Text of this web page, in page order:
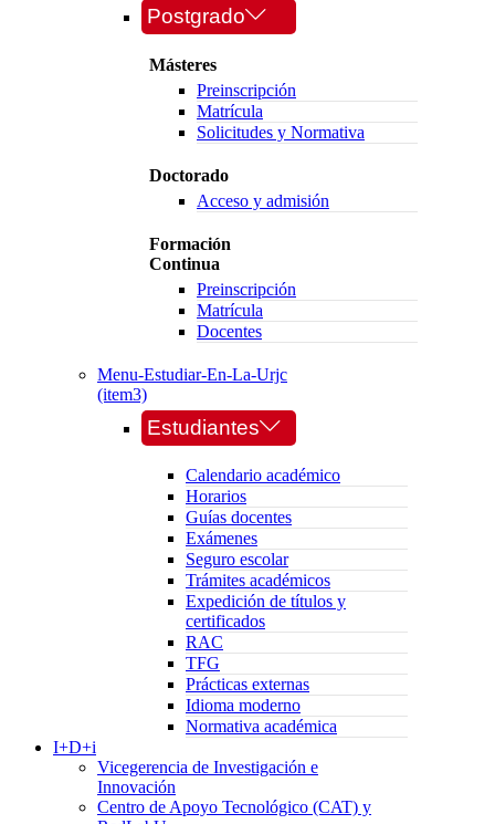
Postgrado
Másteres
Preinscripción
Matrícula
Solicitudes y Normativa
Doctorado
Acceso y admisión
Formación
Continua
Preinscripción
Matrícula
Docentes
Menu-Estudiar-En-La-Urjc
(item3)
Estudiantes
Calendario académico
Horarios
Guías docentes
Exámenes
Seguro escolar
Trámites académicos
Expedición de títulos y
certificados
RAC
TFG
Prácticas externas
Idioma moderno
Normativa académica
I+D+i
Vicegerencia de Investigación e
Innovación
Centro de Apoyo Tecnológico (CAT) y